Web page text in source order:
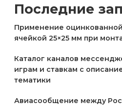
Последние
Применение
ячейкой 25×25 мм при
Каталог каналов
играм и ставкам с
тематики
Авиасообщение между